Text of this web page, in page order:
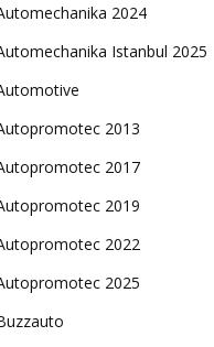
2024
Istanbul 2025
2013
2017
2019
2022
2025